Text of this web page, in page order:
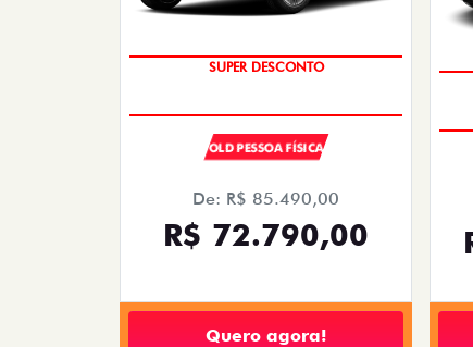
TAXA ZERO
OLD PESSOA FÍSICA
De: R$ 85.490,00
R$ 72.790,00
Quero agora!